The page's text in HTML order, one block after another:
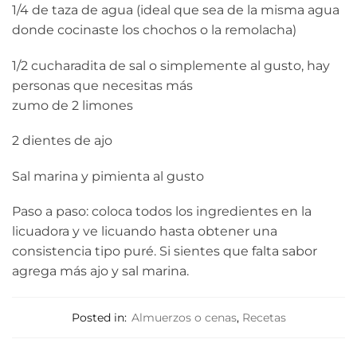
1/4 de taza de agua (ideal que sea de la misma agua
donde cocinaste los chochos o la remolacha)
1/2 cucharadita de sal o simplemente al gusto, hay
personas que necesitas más
zumo de 2 limones
2 dientes de ajo
Sal marina y pimienta al gusto
Paso a paso: coloca todos los ingredientes en la
licuadora y ve licuando hasta obtener una
consistencia tipo puré. Si sientes que falta sabor
agrega más ajo y sal marina.
Posted in: Almuerzos o cenas, Recetas